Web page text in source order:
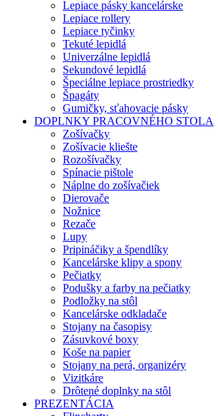
Lepiace pásky kancelárske
Lepiace rollery
Lepiace tyčinky
Tekuté lepidlá
Univerzálne lepidlá
Sekundové lepidlá
Špeciálne lepiace prostriedky
Špagáty
Gumičky, sťahovacie pásky
DOPLNKY PRACOVNÉHO STOLA
Zošívačky
Zošívacie kliešte
Rozošívačky
Spínacie pištole
Náplne do zošívačiek
Dierovače
Nožnice
Rezače
Lupy
Pripináčiky a špendlíky
Kancelárske klipy a spony
Pečiatky
Podušky a farby na pečiatky
Podložky na stôl
Kancelárske odkladače
Stojany na časopisy
Zásuvkové boxy
Koše na papier
Stojany na perá, organizéry
Vizitkáre
Drôtené doplnky na stôl
PREZENTÁCIA